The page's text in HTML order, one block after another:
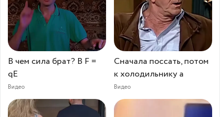
В чем сила брат? В F =
qE
Видео
Сначала поссать, потом
к холодильнику а
Видео